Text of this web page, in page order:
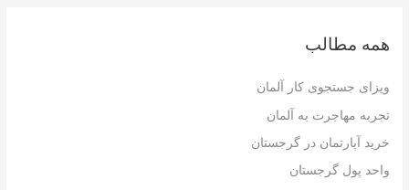
همه مطالب
ویزای جستجوی کار آلمان
تجربه مهاجرت به آلمان
خرید آپارتمان در گرجستان
واحد پول گرجستان